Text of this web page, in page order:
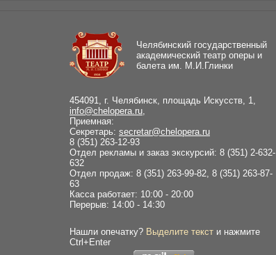
Челябинский государственный
академический театр оперы и
балета им. М.И.Глинки
454091, г. Челябинск, площадь Искусств, 1,
info@chelopera.ru,
Приемная:
Секретарь: secretar@chelopera.ru
8 (351) 263-12-93
Отдел рекламы и заказ экскурсий: 8 (351) 2-632-
632
Отдел продаж: 8 (351) 263-99-82, 8 (351) 263-87-
63
Касса работает: 10:00 - 20:00
Перерыв: 14:00 - 14:30
Нашли опечатку? Выделите текст и нажмите
Ctrl+Enter